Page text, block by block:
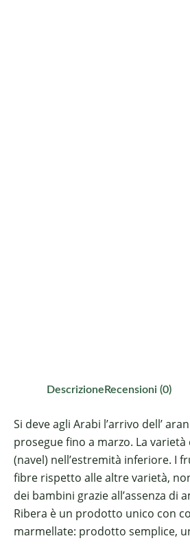
DescrizioneRecensioni (0)
Si deve agli Arabi l’arrivo dell’
prosegue fino a marzo. La
(navel) nell’estremità inferiore. I
fibre rispetto alle altre varietà,
dei bambini grazie all’assenza
Ribera è un prodotto unico con
marmellate: prodotto semplice,